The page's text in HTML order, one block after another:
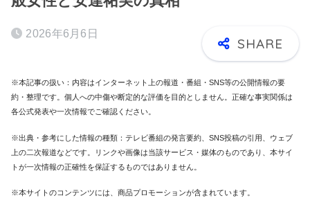
2026年6月6日
※本記事の扱い：内容はインターネット上の報道・番組・SNS等の公開情報の要
約・整理です。個人への中傷や断定的な評価を目的としません。正確な事実関係は
各公式発表や一次情報でご確認ください。
※出典・参考にした情報の種類：テレビ番組の発言要約、SNS投稿の引用、ウェブ
上の二次報道などです。リンクや画像は当該サービス・媒体のものであり、本サイ
トが一次情報の正確性を保証するものではありません。
※本サイトのコンテンツには、商品プロモーションが含まれています。